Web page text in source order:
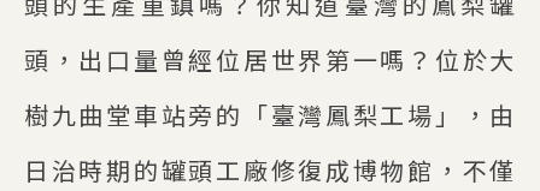
頭，出口量曾經位居世界第一嗎？位於大
樹九曲堂車站旁的「臺灣鳳梨工場」，由
日治時期的罐頭工廠修復成博物館，不僅